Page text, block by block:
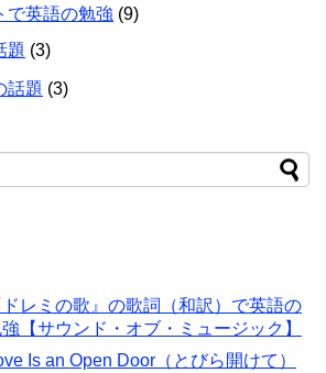
で英語の勉強 (9)
題 (3)
話題 (3)
ドレミの歌』の歌詞（和訳）で英語の
【サウンド・オブ・ミュージック】
Is an Open Door（とびら開けて）